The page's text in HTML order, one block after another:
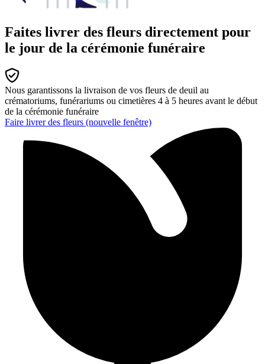
Faites livrer des fleurs directement pour
le jour de la cérémonie funéraire
Nous garantissons la livraison de vos fleurs de deuil au
crématoriums, funérariums ou cimetières 4 à 5 heures avant le début
de la cérémonie funéraire
Faire livrer des fleurs (nouvelle fenêtre)